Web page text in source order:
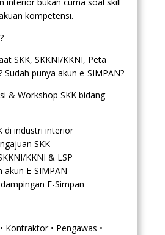
interior bukan cuma soal skill
kompetensi.
SKK, SKKNI/KKNI, Peta
Sudah punya akun e-SIMPAN?
& Workshop SKK bidang
di industri interior
SKK
KKNI & LSP
akun E-SIMPAN
E-Simpan
Kontraktor • Pengawas •